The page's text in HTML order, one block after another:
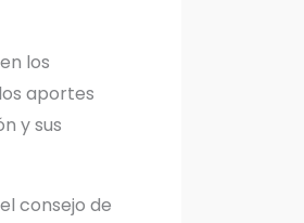
los
aportes
y sus
consejo de